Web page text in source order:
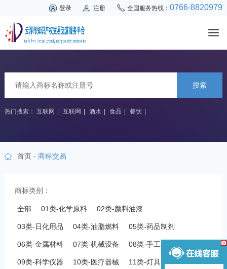
登录 注册 全国服务热线：0766-8820979
搜索
热门搜索： 互联网 互联网 酒水 食品 餐饮
首页- 商标交易
商标类别：
全部 01类-化学原料 02类-颜料油漆
03类-日化用品 04类-油脂燃料 05类-药品制剂
06类-金属材料 07类-机械设备 08类-手工器械
09类-科学仪器 10类-医疗器械 11类-灯具空调